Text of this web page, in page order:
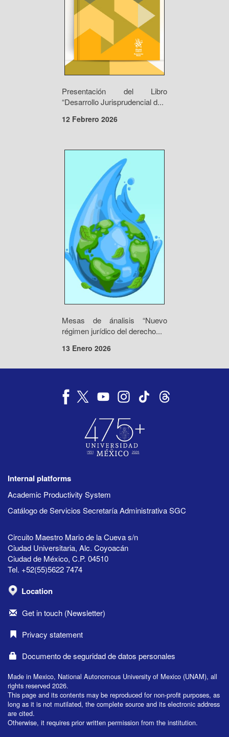
Presentación del Libro
“Desarrollo Jurisprudencial d...
12 Febrero 2026
Mesas de ánalisis “Nuevo
régimen jurídico del derecho...
13 Enero 2026
Internal platforms
Academic Productivity System
Catálogo de Servicios Secretaría Administrativa SGC
Circuito Maestro Mario de la Cueva s/n
Ciudad Universitaria, Alc. Coyoacán
Ciudad de México, C.P. 04510
Tel. +52(55)5622 7474
Location
Get in touch (Newsletter)
Privacy statement
Documento de seguridad de datos personales
Made in Mexico, National Autonomous University of Mexico (UNAM), all
rights reserved 2026.
This page and its contents may be reproduced for non-profit purposes, as
long as it is not mutilated, the complete source and its electronic address
are cited.
Otherwise, it requires prior written permission from the institution.